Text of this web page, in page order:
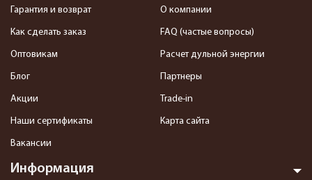
Информация
Гарантия и возврат
Как сделать заказ
Оптовикам
Блог
Акции
Наши сертификаты
Вакансии
О компании
FAQ (частые вопросы)
Расчет дульной энергии
Партнеры
Trade-in
Карта сайта